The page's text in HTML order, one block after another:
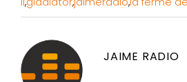
JAIME RADIO